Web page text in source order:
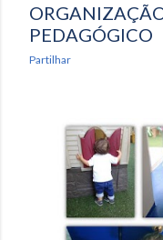
PEDAGÓGICO
Partilhar